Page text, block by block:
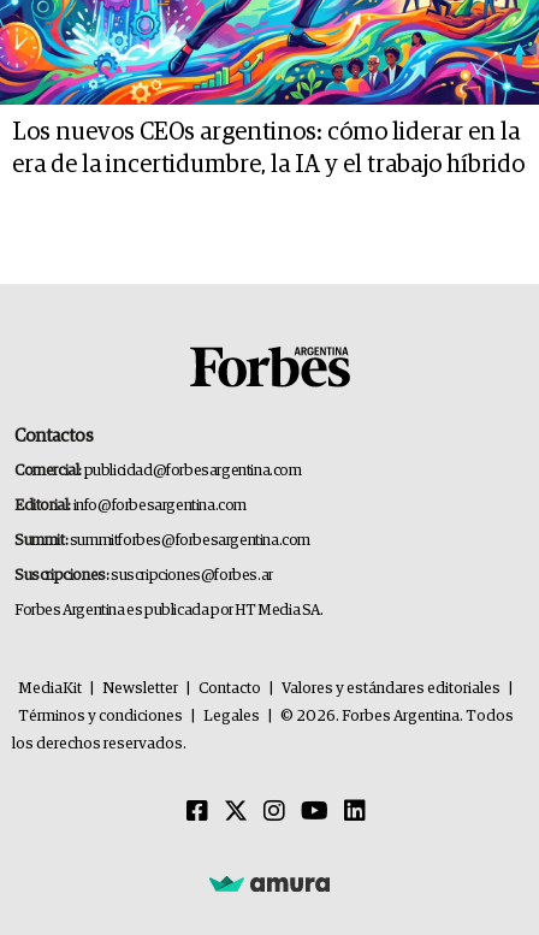
Los nuevos CEOs argentinos: cómo liderar en la
era de la incertidumbre, la IA y el trabajo híbrido
Contactos
Comercial:publicidad@forbesargentina.com
Editorial:info@forbesargentina.com
Summit:summitforbes@forbesargentina.com
Suscripciones:suscripciones@forbes.ar
Forbes Argentina es publicada por HT Media SA.
MediaKit Newsletter Contacto Valores y estándares editoriales
Términos y condiciones
Legales
© 2026. Forbes Argentina. Todos
los derechos reservados.